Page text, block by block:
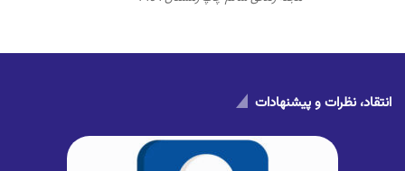
انتقاد، نظرات و پیشنهادات